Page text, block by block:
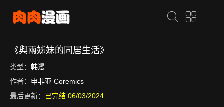
《與兩姊妹的同居生活》
类型： 韩漫
作者： 申非亚 Coremics
最后更新： 已完结 06/03/2024